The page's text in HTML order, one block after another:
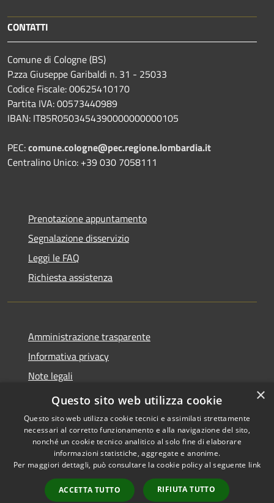
CONTATTI
Comune di Cologne (BS)
P.zza Giuseppe Garibaldi n. 31 - 25033
Codice Fiscale: 00625410170
Partita IVA: 00573440989
IBAN: IT85R0503454390000000000105
PEC:comune.cologne@pec.regione.lombardia.it
Centralino Unico: +39 030 7058111
Prenotazione appuntamento
Segnalazione disservizio
Leggi le FAQ
Richiesta assistenza
Amministrazione trasparente
Informativa privacy
Note legali
Dichiarazione di accessibilità
Accessibilità
Copyright © 2026 • Comune di
Cologne • Powered by
Municipium•
Accesso
×
Questo sito web utilizza cookie
Questo sito web utilizza cookie tecnici e assimilati strettamente
necessari al corretto funzionamento e alla navigazione del sito,
nonché un cookie tecnico analitico al solo fine di elaborare
informazioni statistiche, aggregate e anonime.
Per maggiori dettagli, può consultare la cookie policy al seguente link
ACCETTA TUTTO RIFIUTA TUTTO